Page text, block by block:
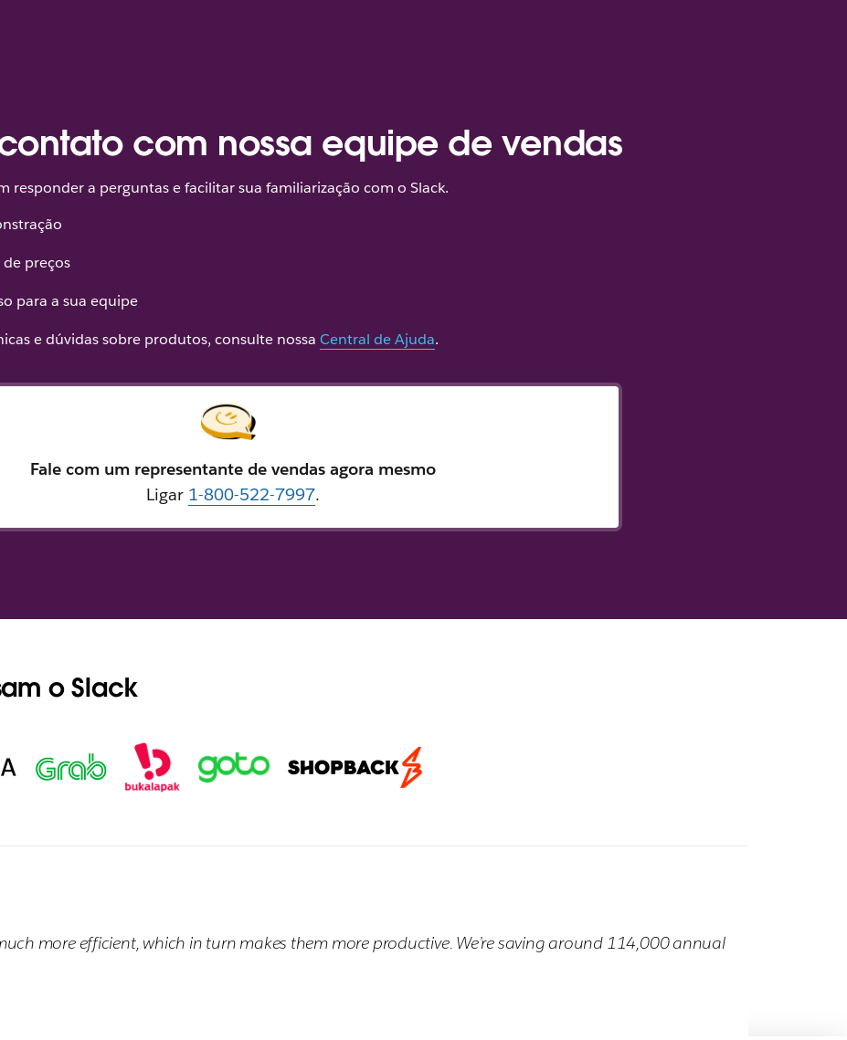
com nossa equipe de vendas
responder a perguntas e facilitar sua familiarização com o Slack.
preços
para a sua equipe
e dúvidas sobre produtos, consulte nossa Central de Ajuda.
Fale com um representante de vendas agora mesmo
Ligar 1-800-522-7997.
o Slack
more efficient, which in turn makes them more productive. We’re saving around 114,000 annual